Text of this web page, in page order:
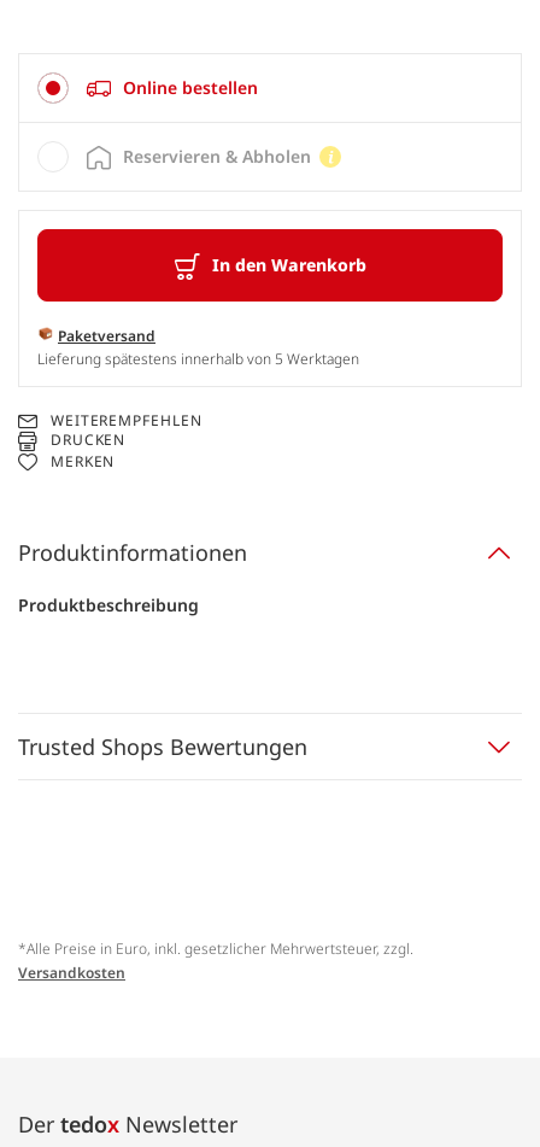
Online bestellen
In den Warenkorb
Paketversand
Lieferung spätestens innerhalb von 5 Werktagen
Reservieren & Abholen
WEITEREMPFEHLEN
DRUCKEN
MERKEN
Produktinformationen
Produktbeschreibung
Trusted Shops Bewertungen
*Alle Preise in Euro, inkl. gesetzlicher Mehrwertsteuer, zzgl.
Versandkosten
Der tedox Newsletter